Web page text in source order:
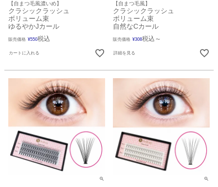
【自まつ毛風濃いめ】
クラシックラッシュ
ボリューム束
ゆるやかJカール
販売価格 ¥550税込
カートに入れる
【自まつ毛風】
クラシックラッシュ
ボリューム束
自然なCカール
販売価格 ¥308税込 〜
詳細を見る